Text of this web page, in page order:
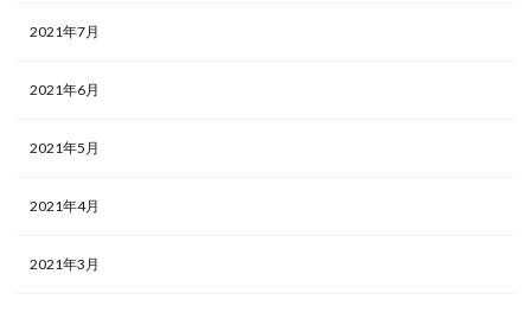
2021年7月
2021年6月
2021年5月
2021年4月
2021年3月